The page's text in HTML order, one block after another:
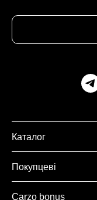
Каталог
Покупцеві
Carzo bonus